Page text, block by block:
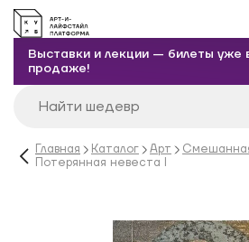
Выставки и лекции — билеты уже
продаже!
Главная Каталог Арт
Потерянная невеста I